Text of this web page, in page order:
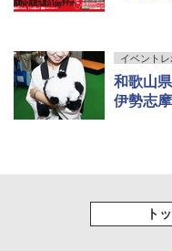
イベントレ
和歌山
伊勢志
ト